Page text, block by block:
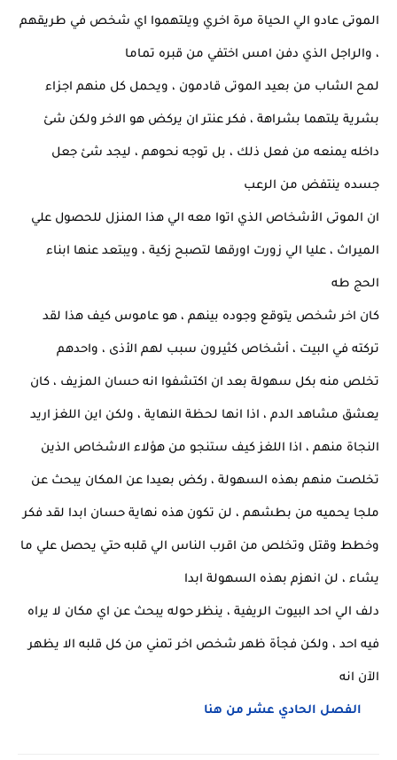
الموتى عادو الي الحياة مرة اخري ويلتهموا اي شخص في طريقهم
، والراجل الذي دفن امس اختفي من قبره تماما
لمح الشاب من بعيد الموتى قادمون ، ويحمل كل منهم اجزاء
بشرية يلتهما بشراهة ، فكر عنتر ان يركض هو الاخر ولكن شئ
داخله يمنعه من فعل ذلك ، بل توجه نحوهم ، ليجد شئ جعل
جسده ينتفض من الرعب
ان الموتى الأشخاص الذي اتوا معه الي هذا المنزل للحصول علي
الميراث ، عليا الي زورت اورقها لتصبح زكية ، ويبتعد عنها ابناء
الحج طه
كان اخر شخص يتوقع وجوده بينهم ، هو عاموس كيف هذا لقد
تركته في البيت ، أشخاص كثيرون سبب لهم الأذى ، واحدهم
تخلص منه بكل سهولة بعد ان اكتشفوا انه حسان المزيف ، كان
يعشق مشاهد الدم ، اذا انها لحظة النهاية ، ولكن اين اللغز اريد
النجاة منهم ، اذا اللغز كيف ستنجو من هؤلاء الاشخاص الذين
تخلصت منهم بهذه السهولة ، ركض بعيدا عن المكان يبحث عن
ملجا يحميه من بطشهم ، لن تكون هذه نهاية حسان ابدا لقد فكر
وخطط وقتل وتخلص من اقرب الناس الي قلبه حتي يحصل علي ما
يشاء ، لن انهزم بهذه السهولة ابدا
دلف الي احد البيوت الريفية ، ينظر حوله يبحث عن اي مكان لا يراه
فيه احد ، ولكن فجأة ظهر شخص اخر تمني من كل قلبه الا يظهر
الآن انه
الفصل الحادي عشر من هنا